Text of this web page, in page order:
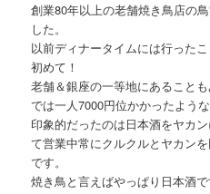
創業80年以上の老舗焼き鳥店の
した。
以前ディナータイムには行った
初めて！
老舗＆銀座の一等地にあること
では一人7000円位かかったような
印象的だったのは日本酒をヤカ
て営業中常にクルクルとヤカン
です。
焼き鳥と言えばやっぱり日本酒